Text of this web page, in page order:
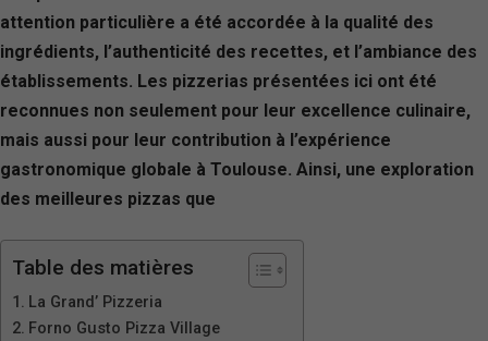
attention particulière a été accordée à la qualité des
ingrédients, l’authenticité des recettes, et l’ambiance des
établissements. Les pizzerias présentées ici ont été
reconnues non seulement pour leur excellence culinaire,
mais aussi pour leur contribution à l’expérience
gastronomique globale à Toulouse. Ainsi, une exploration
des meilleures pizzas que
Table des matières
La Grand’ Pizzeria
Forno Gusto Pizza Village